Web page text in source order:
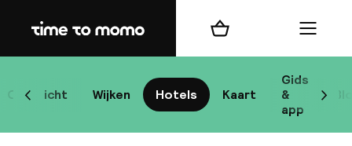
Home
Overzicht Wijken Hotels Kaart
Gids
&
app
Scroll naar links
Winkelmand Menu